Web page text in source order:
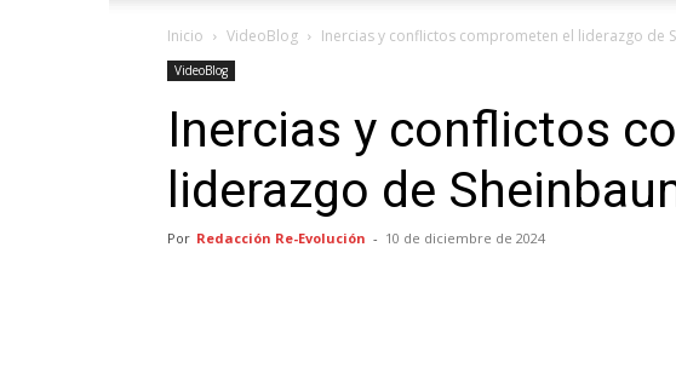
Inicio VideoBlog Inercias y conflictos comprometen el liderazgo de
VideoBlog
Inercias y conflictos
liderazgo de
Por Redacción Re-Evolución - 10 de diciembre de 2024